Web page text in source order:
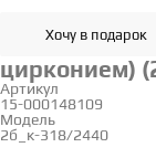
Хочу в подарок
Золотое
цирконием)
Артикул
15-000148109
Модель
2б_к-318/2440